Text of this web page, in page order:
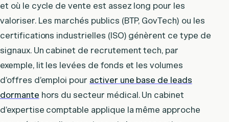
et où le cycle de vente est assez long pour les
valoriser. Les marchés publics (BTP, GovTech) ou les
certifications industrielles (ISO) génèrent ce type de
signaux. Un cabinet de recrutement tech, par
exemple, lit les levées de fonds et les volumes
d’offres d’emploi pour activer une base de leads
dormante hors du secteur médical. Un cabinet
d’expertise comptable applique la même approche